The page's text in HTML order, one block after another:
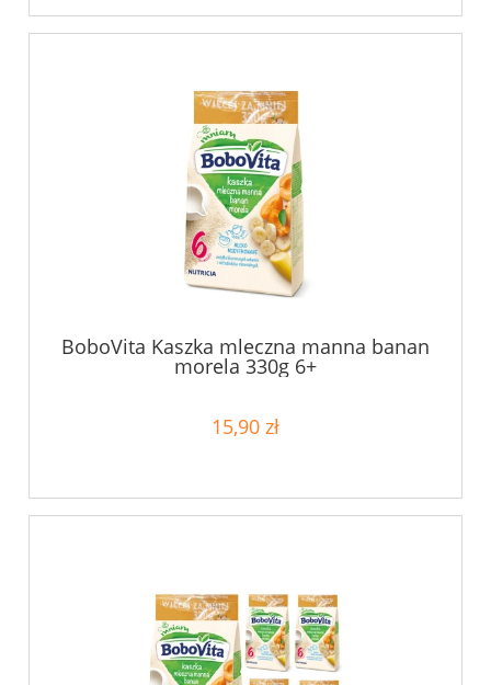
BoboVita Kaszka mleczna manna banan
morela 330g 6+
15,90 zł